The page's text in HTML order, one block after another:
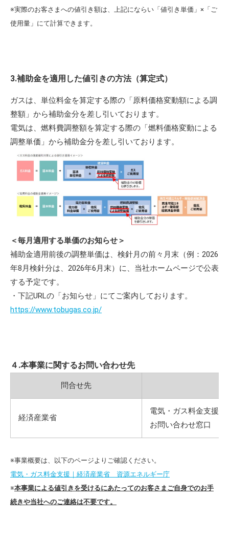
※実際のお客さまへの値引き額は、上記にならい「値引き単価」×「ご
使用量」にて計算できます。
3.補助金を適用した値引きの方法（算定式）
ガスは、単位料金を算定する際の「原料価格変動額による調
整額」から補助金分を差し引いております。
電気は、燃料費調整額を算定する際の「燃料価格変動による
調整単価」から補助金分を差し引いております。
＜毎月適用する単価のお知らせ＞
補助金適用前後の調整単価は、検針月の前々月末（例：2026
年8月検針分は、2026年6月末）に、当社ホームページで公表
する予定です。
・下記URLの「お知らせ」にてご案内しております。
https://www.tobugas.co.jp/
４.本事業に関するお問い合わせ先
問合せ先
経済産業省
電気・ガス料金支援
お問い合わせ窓口
※事業概要は、以下のページよりご確認ください。
電気・ガス料金支援｜経済産業省 資源エネルギー庁
※本事業による値引きを受けるにあたってのお客さまご自身でのお手
続きや当社へのご連絡は不要です。